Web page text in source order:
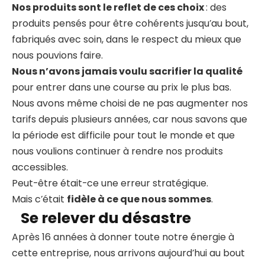
Nos produits sont le reflet de ces choix: des
produits pensés pour être cohérents jusqu’au bout,
fabriqués avec soin, dans le respect du mieux que
nous pouvions faire.
Nous n’avons jamais voulu sacrifier la qualité
pour entrer dans une course au prix le plus bas.
Nous avons même choisi de ne pas augmenter nos
tarifs depuis plusieurs années, car nous savons que
la période est difficile pour tout le monde et que
nous voulions continuer à rendre nos produits
accessibles.
Peut-être était-ce une erreur stratégique.
Mais c’était fidèle à ce que nous sommes.
Se relever du désastre
Après 16 années à donner toute notre énergie à
cette entreprise, nous arrivons aujourd’hui au bout